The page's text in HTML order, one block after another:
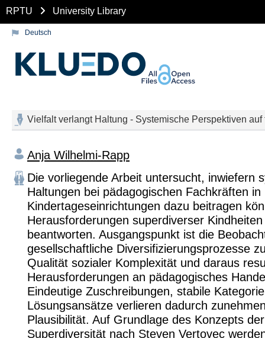
RPTU University Library
Deutsch
Vielfalt verlangt Haltung - Systemische Perspektiven
Anja Wilhelmi-Rapp
Die vorliegende Arbeit untersucht, inwiefern
Haltungen bei pädagogischen Fachkräften in
Kindertageseinrichtungen dazu beitragen
Herausforderungen superdiverser
beantworten. Ausgangspunkt ist die
gesellschaftliche Diversifizierungsprozesse
Qualität sozialer Komplexität und daraus
Herausforderungen an pädagogisches
Eindeutige Zuschreibungen, stabile
Lösungsansätze verlieren dadurch
Plausibilität. Auf Grundlage des Konzepts der
Superdiversität nach Steven Vertovec